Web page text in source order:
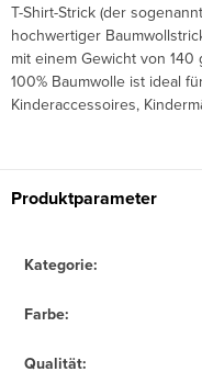
T-Shirt-Strick (der
hochwertiger
mit einem Gewicht von
100% Baumwolle ist ideal
Kinderaccessoires,
Produktparameter
Kategorie:
Farbe:
Qualität: